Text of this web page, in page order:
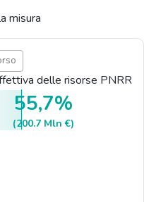
misura
delle risorse PNRR
55,7%
(200.7 Mln €)